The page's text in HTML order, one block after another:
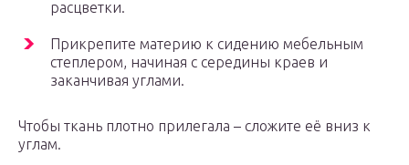
расцветки.
Прикрепите материю к сидению мебельным
степлером, начиная с середины краев и
заканчивая углами.
Чтобы ткань плотно прилегала – сложите её вниз к
углам.